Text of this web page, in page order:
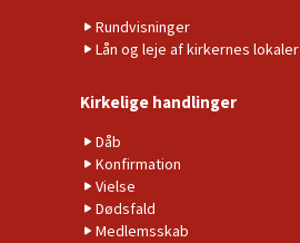
Rundvisninger
Lån og leje af kirkernes lokaler
Kirkelige handlinger
Dåb
Konfirmation
Vielse
Dødsfald
Medlemsskab